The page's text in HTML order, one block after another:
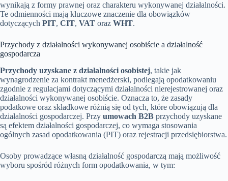
wynikają z formy prawnej oraz charakteru wykonywanej działalności.
Te odmienności mają kluczowe znaczenie dla obowiązków
dotyczących PIT, CIT, VAT oraz WHT.
Przychody z działalności wykonywanej osobiście a działalność
gospodarcza
Przychody uzyskane z działalności osobistej, takie jak
wynagrodzenie za kontrakt menedżerski, podlegają opodatkowaniu
zgodnie z regulacjami dotyczącymi działalności nierejestrowanej oraz
działalności wykonywanej osobiście. Oznacza to, że zasady
podatkowe oraz składkowe różnią się od tych, które obowiązują dla
działalności gospodarczej. Przy umowach B2B przychody uzyskane
są efektem działalności gospodarczej, co wymaga stosowania
ogólnych zasad opodatkowania (PIT) oraz rejestracji przedsiębiorstwa.
Osoby prowadzące własną działalność gospodarczą mają możliwość
wyboru spośród różnych form opodatkowania, w tym: